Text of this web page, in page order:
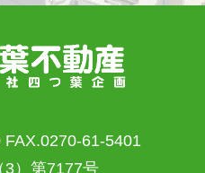
61-5401
3）第7177号